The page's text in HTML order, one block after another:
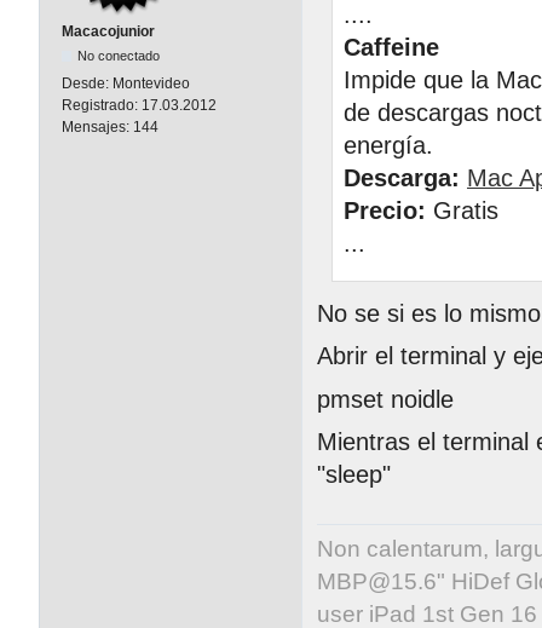
Macacojunior
No conectado
Desde: Montevideo
Registrado: 17.03.2012
Mensajes: 144
....
Caffeine
Impide que la
de descargas
energía.
Descarga: Mac
Precio: Gratis
...
No se si es lo
Abrir el terminal y
pmset noidle
Mientras el terminal
"sleep"
Non calentarum,
MBP@15.6" HiDef
user iPad 1st Gen 16